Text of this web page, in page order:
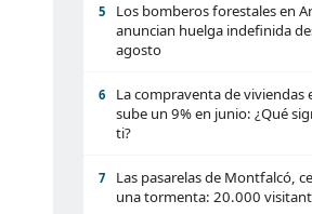
5
Los bomberos forestales en
anuncian huelga indefinida
agosto
6
La compraventa de viviendas
sube un 9% en junio: ¿Qué
ti?
7
Las pasarelas de Montfalcó,
una tormenta: 20.000